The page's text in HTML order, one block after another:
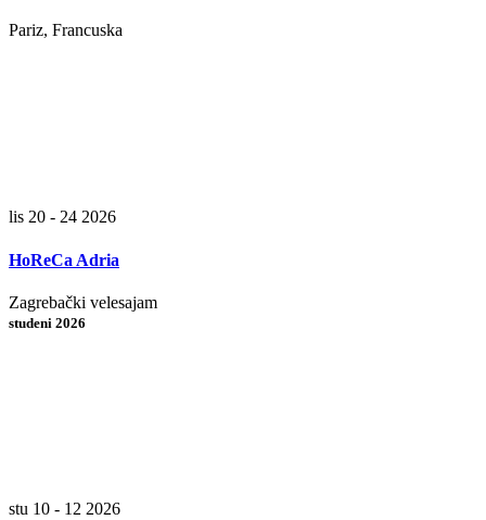
Pariz, Francuska
lis 20 - 24 2026
HoReCa Adria
Zagrebački velesajam
studeni 2026
stu 10 - 12 2026